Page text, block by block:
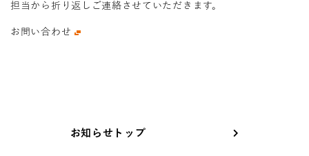
担当から折り返しご連絡させていただきます。
お問い合わせ
お知らせトップ